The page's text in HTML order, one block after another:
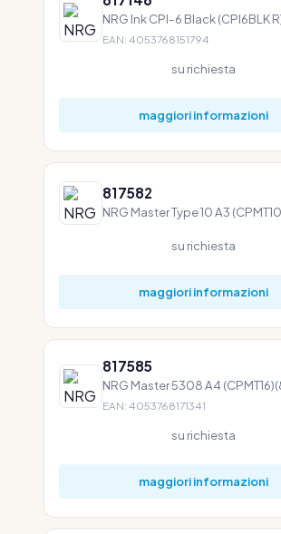
NRG Ink CPI-6 Black (CPI6BLK
EAN: 4053768151794
su richiesta
maggiori informazioni
817582
NRG Master Type 10 A3
su richiesta
maggiori informazioni
817585
NRG Master 5308 A4
EAN: 4053768171341
su richiesta
maggiori informazioni